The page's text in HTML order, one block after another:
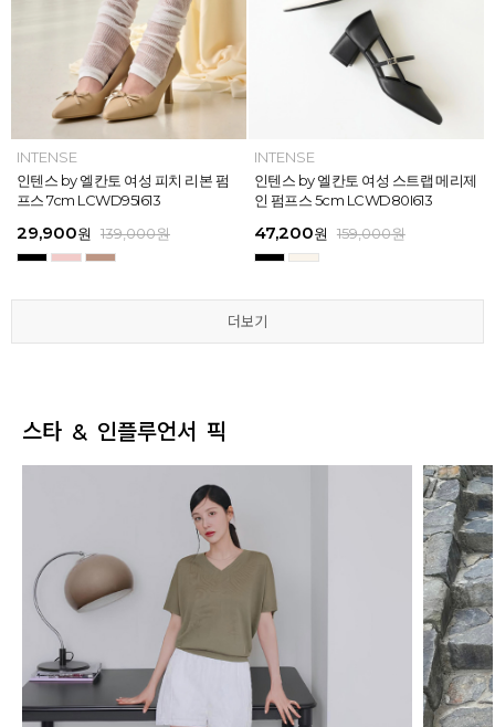
ELCANTO
[EXCLUSIVE] 노엘 엘칸토 여성 젤리
슈즈 2.3cm LCWW01U626
29,000원
MAZZ
마쯔 by 엘칸토 여성 크로스 와이드
스트랩 컴포트 샌들 3.5cm LCWW27
45,900원 159,000원
더보기
INTENSE
인텐스 by 엘칸토 여성 피치 리본 펌
프스 7cm LCWD95I613
29,900원 139,000원
INTENSE
인텐스 by 엘칸토 여성 스트랩 메리제
인 펌프스 5cm LCWD80I613
47,200원 159,000원
더보기
INTENSE
인텐스 by 엘칸토 여성 에나멜 스퀘어
오브제 플랫슈즈 1.5cm LCWD53I613
41,650원 149,000원
INTENSE
인텐스 by 엘칸토 여성 클래식 스트랩
로퍼 2cm LCWD72I613
27,920원 159,000원
더보기
MAZZ
마쯔 by 엘칸토 여성 투밴드 고프코어
플랫 캐주얼 2.5cm LCWC97M613
43,200원 159,000원
MAZZ
마쯔 by 엘칸토 여성 데이엔 스니커즈
3.5cm LCWS20M613
71,400원 189,000원
더보기
ELCANTO
[EXCLUSIVE] 노엘 엘칸토 여성 젤리
슈즈 2.3cm LCWW01U626
29,000원
MAZZ
마쯔 by 엘칸토 여성 크로스 와이드
스트랩 컴포트 샌들 3.5cm LCWW27
45,900원 159,000원
더보기
INTENSE
인텐스 by 엘칸토 여성 피치 리본 펌
프스 7cm LCWD95I613
29,900원 139,000원
INTENSE
인텐스 by 엘칸토 여성 스트랩 메리제
인 펌프스 5cm LCWD80I613
47,200원 159,000원
더보기
스타 & 인플루언서 픽